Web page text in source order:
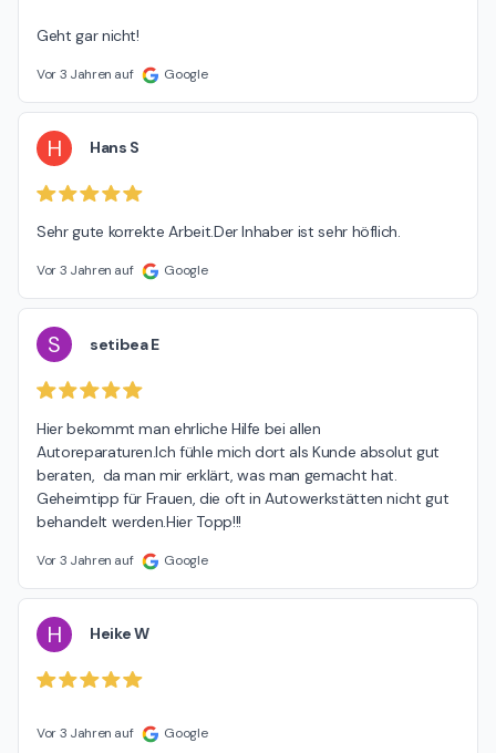
Geht gar nicht!
Vor 3 Jahren auf Google
H Hans S
Sehr gute korrekte Arbeit.Der Inhaber ist sehr höflich.
Vor 3 Jahren auf Google
S setibea E
Hier bekommt man ehrliche Hilfe bei allen
Autoreparaturen.Ich fühle mich dort als Kunde absolut gut
beraten,  da man mir erklärt, was man gemacht hat.
Geheimtipp für Frauen, die oft in Autowerkstätten nicht gut
behandelt werden.Hier Topp!!!
Vor 3 Jahren auf Google
H Heike W
Vor 3 Jahren auf Google